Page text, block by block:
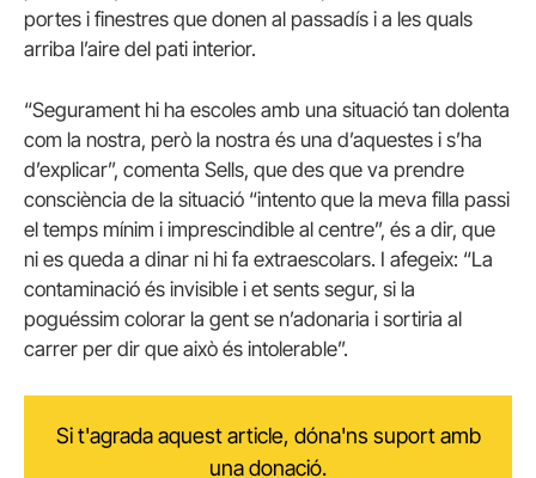
portes i finestres que donen al passadís i a les quals
arriba l’aire del pati interior.
“Segurament hi ha escoles amb una situació tan dolenta
com la nostra, però la nostra és una d’aquestes i s’ha
d’explicar”, comenta Sells, que des que va prendre
consciència de la situació “intento que la meva filla passi
el temps mínim i imprescindible al centre”, és a dir, que
ni es queda a dinar ni hi fa extraescolars. I afegeix: “La
contaminació és invisible i et sents segur, si la
poguéssim colorar la gent se n’adonaria i sortiria al
carrer per dir que això és intolerable”.
Si t'agrada aquest article, dóna'ns suport amb
una donació.